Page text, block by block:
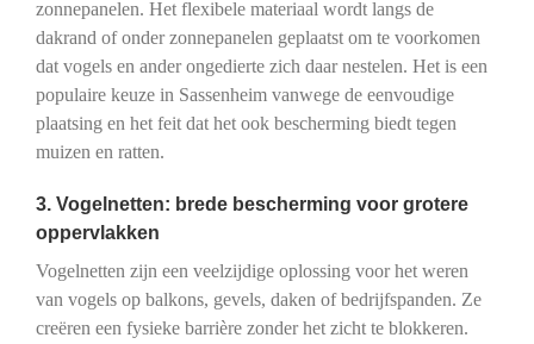
zonnepanelen. Het flexibele materiaal wordt langs de
dakrand of onder zonnepanelen geplaatst om te voorkomen
dat vogels en ander ongedierte zich daar nestelen. Het is een
populaire keuze in Sassenheim vanwege de eenvoudige
plaatsing en het feit dat het ook bescherming biedt tegen
muizen en ratten.
3. Vogelnetten: brede bescherming voor grotere
oppervlakken
Vogelnetten zijn een veelzijdige oplossing voor het weren
van vogels op balkons, gevels, daken of bedrijfspanden. Ze
creëren een fysieke barrière zonder het zicht te blokkeren.